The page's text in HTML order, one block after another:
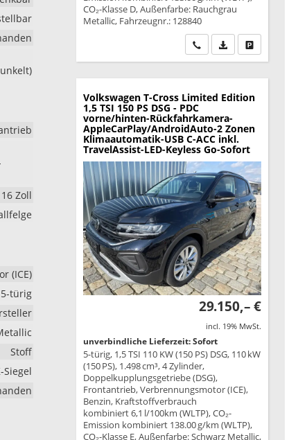
16 Zoll
(ICE)
5-türig
Stoff
Siegel
CO₂-Klasse D, Außenfarbe: Rauchgrau
Metallic, Fahrzeugnr.: 128840
Wir rufen Sie an
PDF-Datei,Drucken,
Volkswagen T-Cross Limited Edition
1,5 TSI 150 PS DSG - PDC
vorne/hinten-Rückfahrkamera-
AppleCarPlay/AndroidAuto-2 Zonen
Klimaautomatik-USB C-ACC inkl.
TravelAssist-LED-Keyless Go-Sofort
29.150,– €
incl. 19% MwSt.
unverbindliche Lieferzeit: Sofort
5-türig, 1,5 TSI 110 KW (150 PS) DSG, 110 kW
(150 PS), 1.498 cm³, 4 Zylinder,
Doppelkupplungsgetriebe (DSG),
Frontantrieb, Verbrennungsmotor (ICE),
Benzin, Kraftstoffverbrauch
kombiniert 6,1 l/100km (WLTP), CO₂-
Emission kombiniert 138.00 g/km (WLTP),
CO₂-Klasse E, Außenfarbe: Schwarz Metallic,